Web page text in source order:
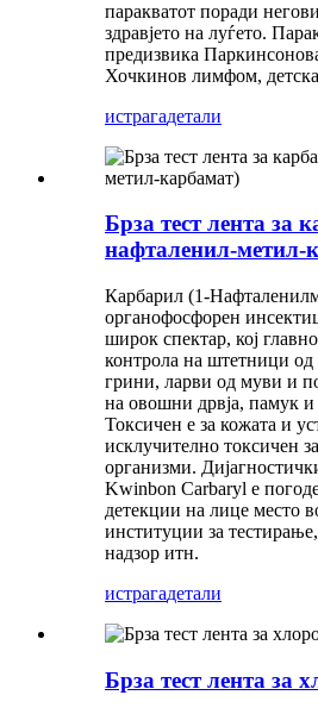
паракватот поради
здравјето на луѓето.
предизвика
Хочкинов лимфом,
истрагадетали
Брза тест лента за
нафталенил-метил-
Карбарил (1-
органофосфорен
широк спектар, кој
контрола на штетници од
грини, ларви од муви и
на овошни дрвја, памук
Токсичен е за кожата и
исклучително токсичен
организми.
Kwinbon Carbaryl е
детекции на лице место
институции за тестирање,
надзор итн.
истрагадетали
Брза тест лента за